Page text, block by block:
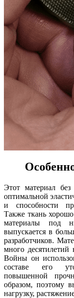
Этот материал
оптимальной
и способности
Также ткань
материалы под
выпускается в
разработчиков.
много
Войны он
составе его
повышенной
образом, поэтому
нагрузку,